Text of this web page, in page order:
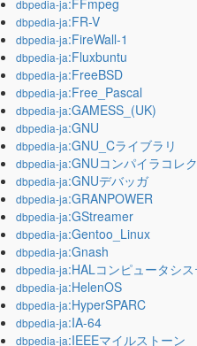
dbpedia-ja:FFmpeg
dbpedia-ja:FR-V
dbpedia-ja:FireWall-1
dbpedia-ja:Fluxbuntu
dbpedia-ja:FreeBSD
dbpedia-ja:Free_Pascal
dbpedia-ja:GAMESS_(UK)
dbpedia-ja:GNU
dbpedia-ja:GNU_Cライブラリ
dbpedia-ja:GNUコンパイラコレ
dbpedia-ja:GNUデバッガ
dbpedia-ja:GRANPOWER
dbpedia-ja:GStreamer
dbpedia-ja:Gentoo_Linux
dbpedia-ja:Gnash
dbpedia-ja:HALコンピュータシ
dbpedia-ja:HelenOS
dbpedia-ja:HyperSPARC
dbpedia-ja:IA-64
dbpedia-ja:IEEEマイルストーン